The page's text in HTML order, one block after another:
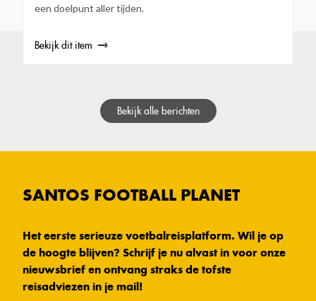
een doelpunt aller tijden.
Bekijk dit item
Bekijk alle berichten
SANTOS FOOTBALL PLANET
Het eerste serieuze voetbalreisplatform. Wil je op
de hoogte blijven? Schrijf je nu alvast in voor onze
nieuwsbrief en ontvang straks de tofste
reisadviezen in je mail!